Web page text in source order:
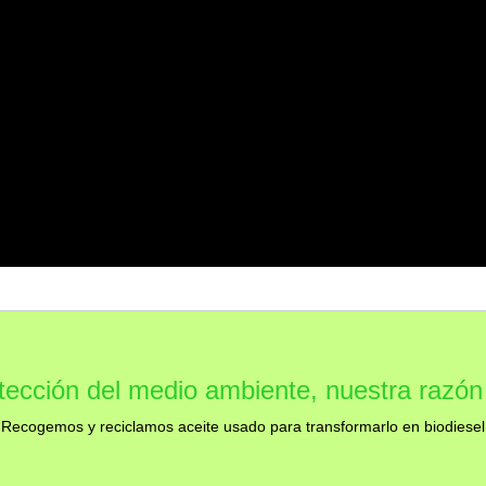
del medio ambiente, nuestra
Recogemos y reciclamos aceite usado para transformarlo en biodiesel